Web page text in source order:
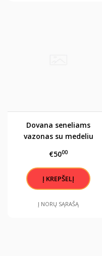
Dovana seneliams
vazonas su medeliu
€5000
Į NORŲ SĄRAŠĄ